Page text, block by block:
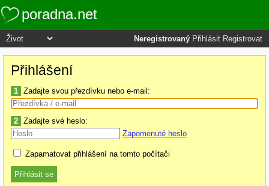
poradna.net
Neregistrovaný Přihlásit Registrovat
Přihlášení
1 Zadajte svou přezdívku nebo e-mail:
2 Zadajte své heslo:
Zapomenuté heslo
Zapamatovat přihlášení na tomto počítači